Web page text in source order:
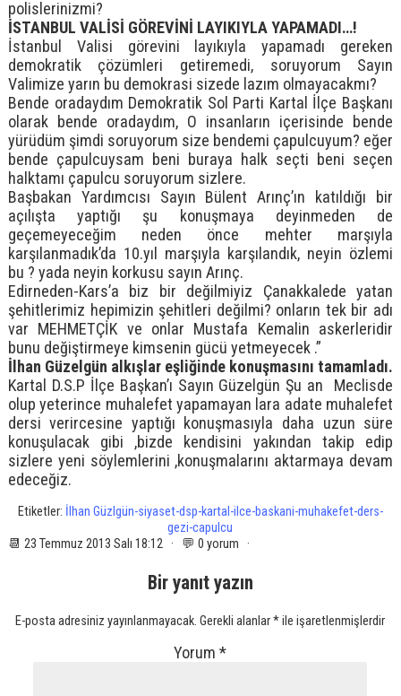
polislerinizmi?
İSTANBUL VALİSİ GÖREVİNİ LAYIKIYLA YAPAMADI…!
İstanbul Valisi görevini layıkıyla yapamadı gereken
demokratik çözümleri getiremedi, soruyorum Sayın
Valimize yarın bu demokrasi sizede lazım olmayacakmı?
Bende oradaydım Demokratik Sol Parti Kartal İlçe Başkanı
olarak bende oradaydım, O insanların içerisinde bende
yürüdüm şimdi soruyorum size bendemi çapulcuyum? eğer
bende çapulcuysam beni buraya halk seçti beni seçen
halktamı çapulcu soruyorum sizlere.
Başbakan Yardımcısı Sayın Bülent Arınç’ın katıldığı bir
açılışta yaptığı şu konuşmaya deyinmeden de
geçemeyeceğim neden önce mehter marşıyla
karşılanmadık’da 10.yıl marşıyla karşılandık, neyin özlemi
bu ? yada neyin korkusu sayın Arınç.
Edirneden-Kars’a biz bir değilmiyiz Çanakkalede yatan
şehitlerimiz hepimizin şehitleri değilmi? onların tek bir adı
var MEHMETÇİK ve onlar Mustafa Kemalin askerleridir
bunu değiştirmeye kimsenin gücü yetmeyecek .”
İlhan Güzelgün alkışlar eşliğinde konuşmasını tamamladı.
Kartal D.S.P İlçe Başkan’ı Sayın Güzelgün Şu an Meclisde
olup yeterince muhalefet yapamayan lara adate muhalefet
dersi verircesine yaptığı konuşmasıyla daha uzun süre
konuşulacak gibi ,bizde kendisini yakından takip edip
sizlere yeni söylemlerini ,konuşmalarını aktarmaya devam
edeceğiz.
Etiketler: İlhan Güzlgün-siyaset-dsp-kartal-ilce-baskani-muhakefet-ders-
gezi-capulcu
📆 23 Temmuz 2013 Salı 18:12 · 💬 0 yorum ·
Bir yanıt yazın
E-posta adresiniz yayınlanmayacak. Gerekli alanlar*ile işaretlenmişlerdir
Yorum*